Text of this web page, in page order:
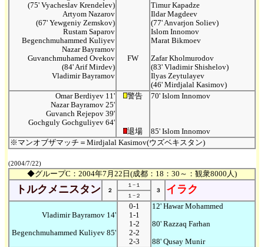
(75' Vyacheslav Krendelev)
Artyom Nazarov
(67' Yewgeniy Zemskov)
Rustam Saparov
Begenchmuhammed Kuliyev
Nazar Bayramov
Guvanchmuhamed Ovekov
(84' Arif Mirdev)
Vladimir Bayramov
FW
Timur Kapadze
Ildar Magdeev
(77' Anvarjon Soliev)
Islom Innomov
Marat Bikmoev
Zafar Kholmurodov
(83' Vladimir Shishelov)
Ilyas Zeytulayev
(46' Mirdjalal Kasimov)
Omar Berdiyev 11'
Nazar Bayramov 25'
Guvanch Rejepov 39'
Gochguly Gochguliyev 64'
警告
退場
70' Islom Innomov
85' Islom Innomov
※マンオブザマッチ＝Mirdjalal Kasimov(ウズベキスタン)
(2004/7/22)
◆グループC：2004年7月22日(成都：18：30～：観衆8000人)
トルクメニスタン ２
１−１
３
イラク
１−２
Vladimir Bayramov 14'
Begenchmuhammed Kuliyev 85'
0-1
1-1
1-2
2-2
2-3
12' Hawar Mohammed
80' Razzaq Farhan
88' Qusay Munir